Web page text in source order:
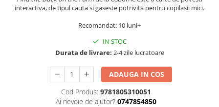
interactiva, de tipul cauta si gaseste potrivita pentru copilasii mici.
Recomandat: 10 luni+
IN STOC
Durata de livrare: 2-4 zile lucratoare
ADAUGA IN COS
Cod Produs: 9781805310051
Ai nevoie de ajutor? 0747854850